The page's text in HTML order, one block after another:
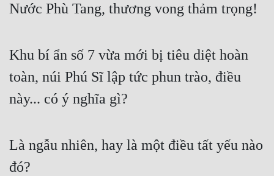
Nước Phù Tang, thương vong thảm trọng!
Khu bí ẩn số 7 vừa mới bị tiêu diệt hoàn
toàn, núi Phú Sĩ lập tức phun trào, điều
này... có ý nghĩa gì?
Là ngẫu nhiên, hay là một điều tất yếu nào
đó?